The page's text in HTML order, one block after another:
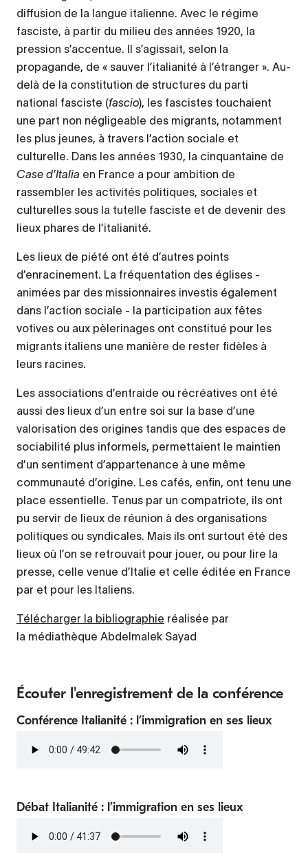
diffusion de la langue italienne. Avec le régime
fasciste, à partir du milieu des années 1920, la
pression s’accentue. Il s’agissait, selon la
propagande, de « sauver l’italianité à l’étranger ». Au-
delà de la constitution de structures du parti
national fasciste (fascio), les fascistes touchaient
une part non négligeable des migrants, notamment
les plus jeunes, à travers l’action sociale et
culturelle. Dans les années 1930, la cinquantaine de
Case d’Italia en France a pour ambition de
rassembler les activités politiques, sociales et
culturelles sous la tutelle fasciste et de devenir des
lieux phares de l’italianité.
Les lieux de piété ont été d’autres points
d’enracinement. La fréquentation des églises -
animées par des missionnaires investis également
dans l’action sociale - la participation aux fêtes
votives ou aux pèlerinages ont constitué pour les
migrants italiens une manière de rester fidèles à
leurs racines.
Les associations d’entraide ou récréatives ont été
aussi des lieux d’un entre soi sur la base d’une
valorisation des origines tandis que des espaces de
sociabilité plus informels, permettaient le maintien
d’un sentiment d’appartenance à une même
communauté d’origine. Les cafés, enfin, ont tenu une
place essentielle. Tenus par un compatriote, ils ont
pu servir de lieux de réunion à des organisations
politiques ou syndicales. Mais ils ont surtout été des
lieux où l’on se retrouvait pour jouer, ou pour lire la
presse, celle venue d’Italie et celle éditée en France
par et pour les Italiens.
Télécharger la bibliographie réalisée par
la médiathèque Abdelmalek Sayad
Écouter l'enregistrement de la conférence
Conférence Italianité : l’immigration en ses lieux
Débat Italianité : l’immigration en ses lieux